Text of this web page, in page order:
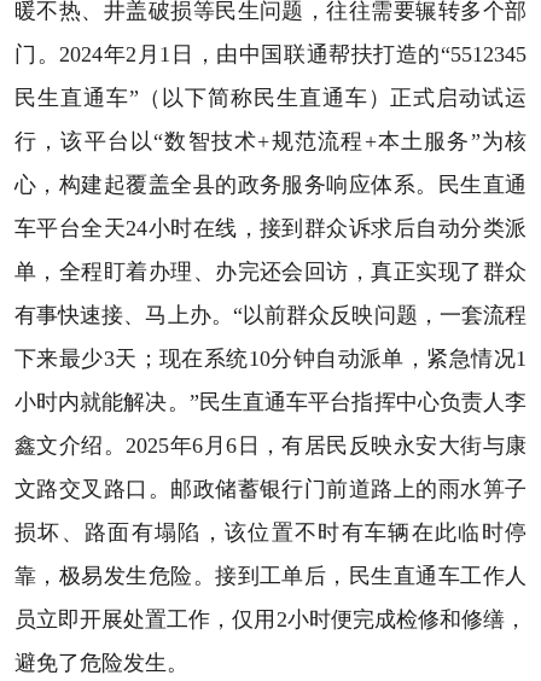
暖不热、井盖破损等民生问题，往往需要辗转多个部
门。2024年2月1日，由中国联通帮扶打造的“5512345
民生直通车”（以下简称民生直通车）正式启动试运
行，该平台以“数智技术+规范流程+本土服务”为核
心，构建起覆盖全县的政务服务响应体系。民生直通
车平台全天24小时在线，接到群众诉求后自动分类派
单，全程盯着办理、办完还会回访，真正实现了群众
有事快速接、马上办。“以前群众反映问题，一套流程
下来最少3天；现在系统10分钟自动派单，紧急情况1
小时内就能解决。”民生直通车平台指挥中心负责人李
鑫文介绍。2025年6月6日，有居民反映永安大街与康
文路交叉路口。邮政储蓄银行门前道路上的雨水箅子
损坏、路面有塌陷，该位置不时有车辆在此临时停
靠，极易发生危险。接到工单后，民生直通车工作人
员立即开展处置工作，仅用2小时便完成检修和修缮，
避免了危险发生。